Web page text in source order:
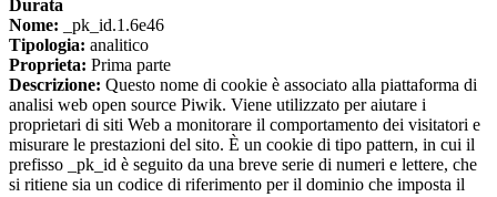
Durata
Nome: _pk_id.1.6e46
Tipologia: analitico
Proprieta: Prima parte
Descrizione: Questo nome di cookie è associato alla piattaforma di
analisi web open source Piwik. Viene utilizzato per aiutare i
proprietari di siti Web a monitorare il comportamento dei visitatori e
misurare le prestazioni del sito. È un cookie di tipo pattern, in cui il
prefisso _pk_id è seguito da una breve serie di numeri e lettere, che
si ritiene sia un codice di riferimento per il dominio che imposta il